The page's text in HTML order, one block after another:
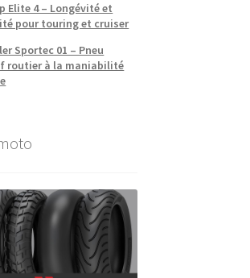
Elite 4 – Longévité et
pour touring et cruiser
Sportec 01 – Pneu
routier à la maniabilité